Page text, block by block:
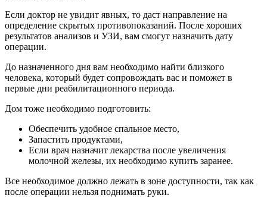
Если доктор не увидит явных, то даст направление на
определение скрытых противопоказаний. После хороших
результатов анализов и УЗИ, вам смогут назначить дату
операции.
До назначенного дня вам необходимо найти близкого
человека, который будет сопровождать вас и поможет в
первые дни реабилитационного периода.
Дом тоже необходимо подготовить:
Обеспечить удобное спальное место,
Запастить продуктами,
Если врач назначит лекарства после увеличения
молочной железы, их необходимо купить заранее.
Все необходимое должно лежать в зоне доступности, так как
после операции нельзя поднимать руки.